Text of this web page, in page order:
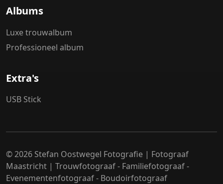
Albums
Luxe trouwalbum
Professioneel album
Extra's
USB Stick
© 2026 Stefan Oostwegel Fotografie | Fotograaf
Maastricht | Trouwfotograaf - Familiefotograaf -
Evenementenfotograaf - Boudoirfotograaf